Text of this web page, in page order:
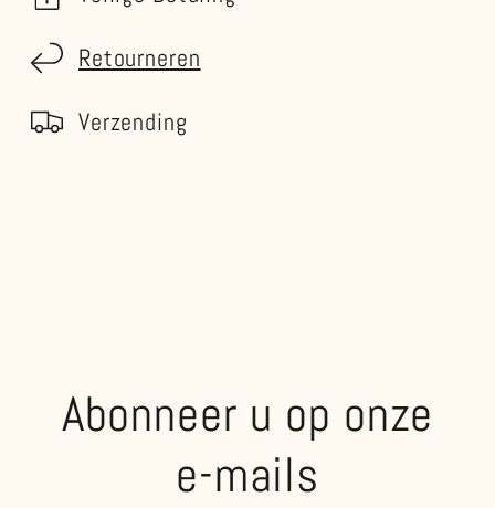
Retourneren
Verzending
Abonneer u op onze
e-mails